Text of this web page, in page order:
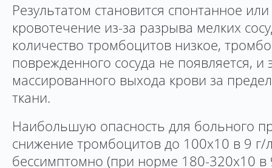
Результатом становится спонтанное
кровотечение из-за разрыва мелких
количество тромбоцитов низкое,
поврежденного сосуда не появляется, и
массированного выхода крови за
ткани.
Наибольшую опасность для больного
снижение тромбоцитов до 100х10 в 9 г/
бессимптомно (при норме 180-320х10 в